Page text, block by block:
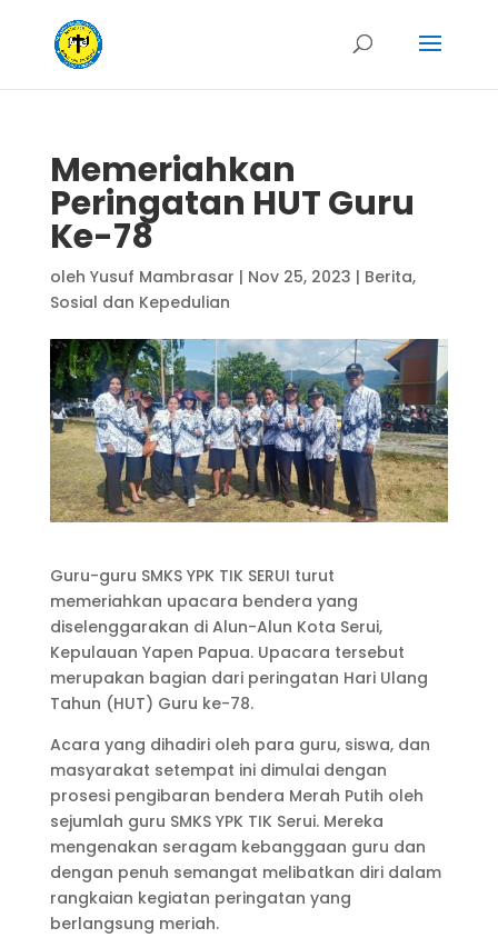
Memeriahkan
Peringatan HUT Guru
Ke-78
oleh Yusuf Mambrasar | Nov 25, 2023 | Berita,
Sosial dan Kepedulian
Guru-guru SMKS YPK TIK SERUI turut
memeriahkan upacara bendera yang
diselenggarakan di Alun-Alun Kota Serui,
Kepulauan Yapen Papua. Upacara tersebut
merupakan bagian dari peringatan Hari Ulang
Tahun (HUT) Guru ke-78.
Acara yang dihadiri oleh para guru, siswa, dan
masyarakat setempat ini dimulai dengan
prosesi pengibaran bendera Merah Putih oleh
sejumlah guru SMKS YPK TIK Serui. Mereka
mengenakan seragam kebanggaan guru dan
dengan penuh semangat melibatkan diri dalam
rangkaian kegiatan peringatan yang
berlangsung meriah.